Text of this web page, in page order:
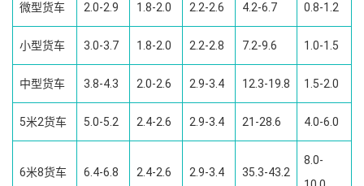
微型货车 2.0-2.9 1.8-2.0 2.2-2.6 4.2-6.7 0.8-1.2
小型货车 3.0-3.7 1.8-2.0 2.2-2.8 7.2-9.6 1.0-1.5
中型货车 3.8-4.3 2.0-2.6 2.9-3.4 12.3-19.8 1.5-2.0
5米2货车 5.0-5.2 2.4-2.6 2.9-3.4 21-28.6 4.0-6.0
6米8货车 6.4-6.8 2.4-2.6 2.9-3.4 35.3-43.2
8.0-